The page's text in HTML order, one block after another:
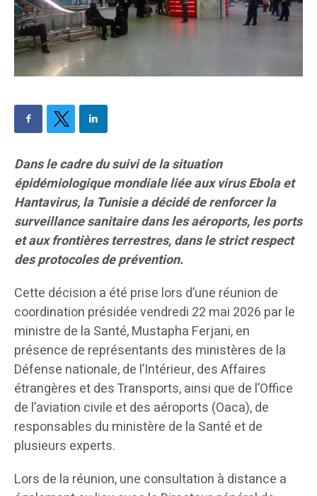
Dans le cadre du suivi de la situation
épidémiologique mondiale liée aux virus Ebola et
Hantavirus, la Tunisie a décidé de renforcer la
surveillance sanitaire dans les aéroports, les ports
et aux frontières terrestres, dans le strict respect
des protocoles de prévention.
Cette décision a été prise lors d’une réunion de
coordination présidée vendredi 22 mai 2026 par le
ministre de la Santé, Mustapha Ferjani, en
présence de représentants des ministères de la
Défense nationale, de l’Intérieur, des Affaires
étrangères et des Transports, ainsi que de l’Office
de l’aviation civile et des aéroports (Oaca), de
responsables du ministère de la Santé et de
plusieurs experts.
Lors de la réunion, une consultation à distance a